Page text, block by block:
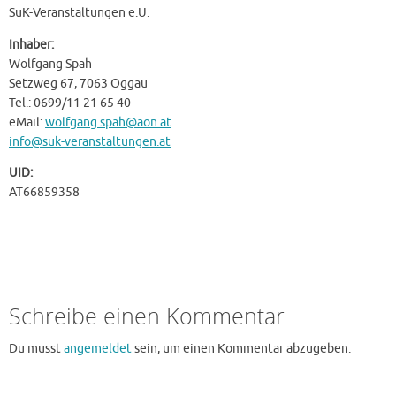
SuK-Veranstaltungen e.U.
Inhaber:
Wolfgang Spah
Setzweg 67, 7063 Oggau
Tel.: 0699/11 21 65 40
eMail:wolfgang.spah@aon.at
info@suk-veranstaltungen.at
UID:
AT66859358
Schreibe einen Kommentar
Du musstangemeldetsein, um einen Kommentar abzugeben.